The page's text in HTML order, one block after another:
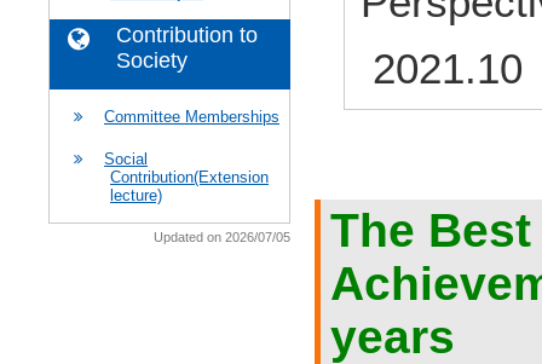
Contribution to
Society
Committee Memberships
Social
Contribution(Extension
lecture)
Updated on 2026/07/05
2021.10
The
years